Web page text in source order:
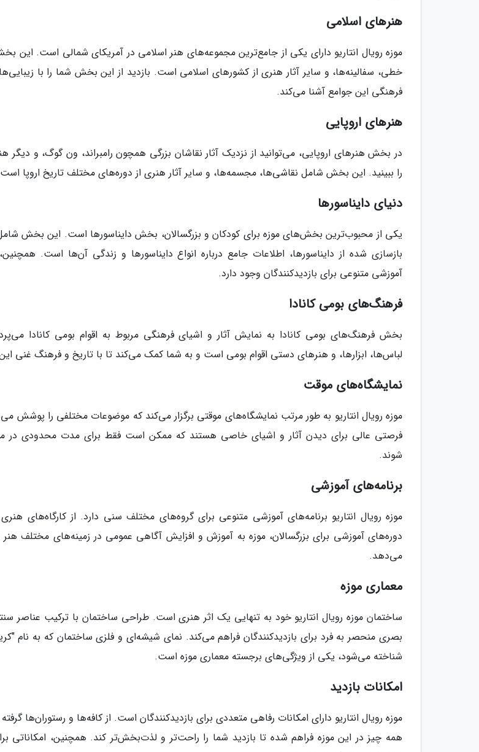
هنرهای اسلامی
موزه رویال انتاریو دارای یکی از جامع‌ترین مجموعه‌های هنر اسلامی در آمریکای شمالی است.
خطی، سفالینه‌ها، و سایر آثار هنری از کشورهای اسلامی است. بازدید از این بخش شما را با
فرهنگی این جوامع آشنا می‌کند.
هنرهای اروپایی
در بخش هنرهای اروپایی، می‌توانید از نزدیک آثار نقاشان بزرگی همچون رامبراند، ون گوگ، و دیگر
را ببینید. این بخش شامل نقاشی‌ها، مجسمه‌ها، و سایر آثار هنری از دوره‌های مختلف تاریخ اروپا
دنیای دایناسورها
یکی از محبوب‌ترین بخش‌های موزه برای کودکان و بزرگسالان، بخش دایناسورها است. این بخش
بازسازی شده از دایناسورها، اطلاعات جامع درباره انواع دایناسورها و زندگی آن‌ها است.
آموزشی متنوعی برای بازدیدکنندگان وجود دارد.
فرهنگ‌های بومی کانادا
بخش فرهنگ‌های بومی کانادا به نمایش آثار و اشیای فرهنگی مربوط به اقوام بومی کانادا
لباس‌ها، ابزارها، و هنرهای دستی اقوام بومی است و به شما کمک می‌کند تا با تاریخ و فرهنگ غنی
نمایشگاه‌های موقت
موزه رویال انتاریو به طور مرتب نمایشگاه‌های موقتی برگزار می‌کند که موضوعات مختلفی را پوشش
فرصتی عالی برای دیدن آثار و اشیای خاصی هستند که ممکن است فقط برای مدت محدودی در
شوند.
برنامه‌های آموزشی
موزه رویال انتاریو برنامه‌های آموزشی متنوعی برای گروه‌های مختلف سنی دارد. از کارگاه‌های هنری
دوره‌های آموزشی برای بزرگسالان، موزه به آموزش و افزایش آگاهی عمومی در زمینه‌های مختلف
می‌دهد.
معماری موزه
ساختمان موزه رویال انتاریو خود به تنهایی یک اثر هنری است. طراحی ساختمان با ترکیب عناصر
بصری منحصر به فرد برای بازدیدکنندگان فراهم می‌کند. نمای شیشه‌ای و فلزی ساختمان که به نام
شناخته می‌شود، یکی از ویژگی‌های برجسته معماری موزه است.
امکانات بازدید
موزه رویال انتاریو دارای امکانات رفاهی متعددی برای بازدیدکنندگان است. از کافه‌ها و رستوران‌ها
همه چیز در این موزه فراهم شده تا بازدید شما را راحت‌تر و لذت‌بخش‌تر کند. همچنین، امکاناتی